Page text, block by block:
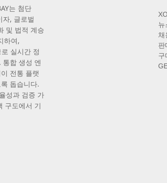
는 첨단
, 글로벌
및 법적 계승
하여,
실시간 정
합 생성 엔
전통 플랫
돕습니다.
성과 검증 가
구도에서 기
뉴
채
판
구